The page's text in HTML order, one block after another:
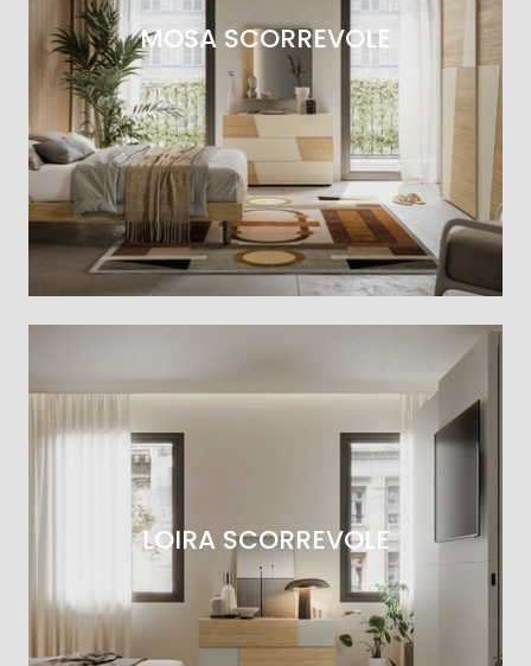
MOSA SCORREVOLE
LOIRA SCORREVOLE